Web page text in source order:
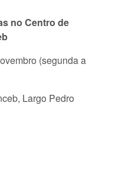
no Centro de
(segunda a
Largo Pedro